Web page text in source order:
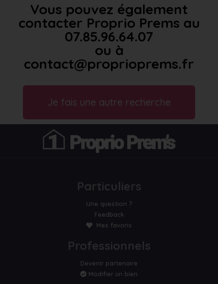
Vous pouvez également
contacter Proprio Prems au
07.85.96.64.07
ou à
contact@proprioprems.fr
Je fais une autre recherche
Particuliers
Une question ?
Feedback
Mes favoris
Professionnels
Devenir partenaire
Modifier un bien